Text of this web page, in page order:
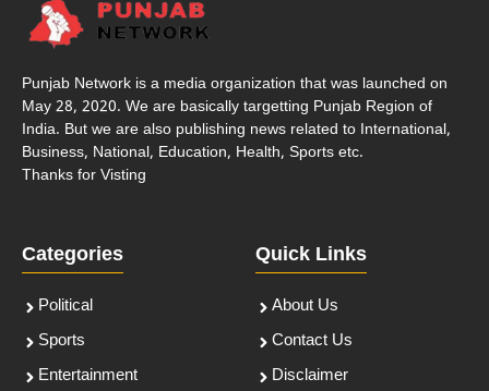
Punjab Network is a media organization that was launched on
May 28, 2020. We are basically targetting Punjab Region of
India. But we are also publishing news related to International,
Business, National, Education, Health, Sports etc.
Thanks for Visting
Categories
Political
Sports
Entertainment
Quick Links
About Us
Contact Us
Disclaimer